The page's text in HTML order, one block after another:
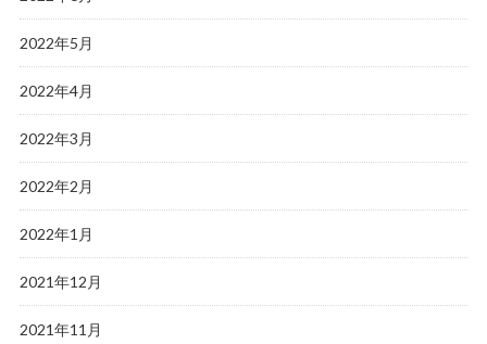
2022年5月
2022年4月
2022年3月
2022年2月
2022年1月
2021年12月
2021年11月